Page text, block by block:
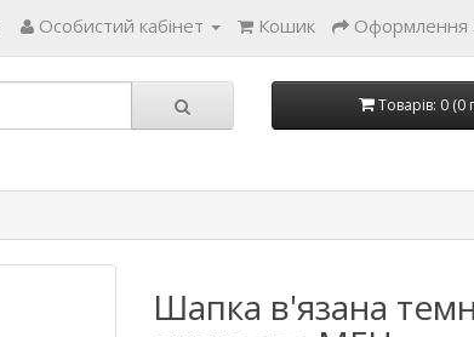
Особистий кабінет Кошик Оформлення
Товарів: 0 (0
Шапка в'язана